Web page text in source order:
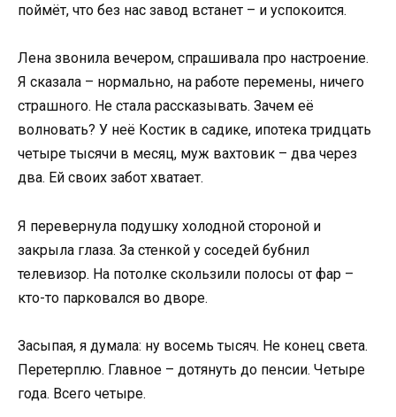
поймёт, что без нас завод встанет – и успокоится.
Лена звонила вечером, спрашивала про настроение.
Я сказала – нормально, на работе перемены, ничего
страшного. Не стала рассказывать. Зачем её
волновать? У неё Костик в садике, ипотека тридцать
четыре тысячи в месяц, муж вахтовик – два через
два. Ей своих забот хватает.
Я перевернула подушку холодной стороной и
закрыла глаза. За стенкой у соседей бубнил
телевизор. На потолке скользили полосы от фар –
кто-то парковался во дворе.
Засыпая, я думала: ну восемь тысяч. Не конец света.
Перетерплю. Главное – дотянуть до пенсии. Четыре
года. Всего четыре.